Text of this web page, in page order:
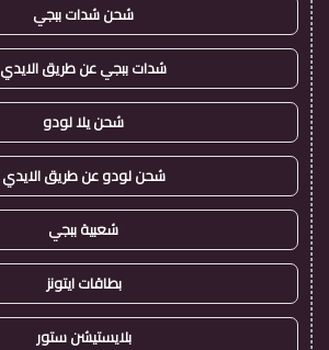
شحن شدات ببجي
شدات ببجي عن طريق الايدي
شحن يلا لودو
شحن لودو عن طريق الايدي
شعبية ببجي
بطاقات ايتونز
بلايستيشن ستور